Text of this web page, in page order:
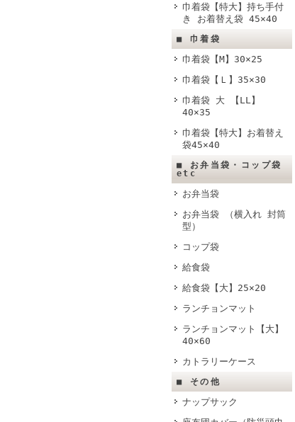
巾着袋【特大】持ち手付
き お着替え袋 45×40
■ 巾着袋
巾着袋【M】30×25
巾着袋【Ｌ】35×30
巾着袋 大 【LL】
40×35
巾着袋【特大】お着替え
袋45×40
■ お弁当袋・コップ袋
etc
お弁当袋
お弁当袋 （横入れ 封筒
型）
コップ袋
給食袋
給食袋【大】25×20
ランチョンマット
ランチョンマット【大】
40×60
カトラリーケース
■ その他
ナップサック